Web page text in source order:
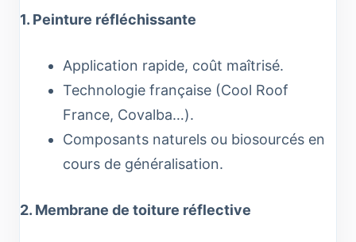
1. Peinture réfléchissante
Application rapide, coût maîtrisé.
Technologie française (Cool Roof
France, Covalba…).
Composants naturels ou biosourcés en
cours de généralisation.
2. Membrane de toiture réflective